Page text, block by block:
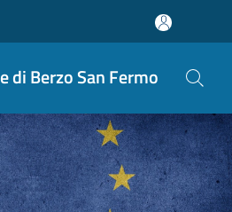
di Berzo San Fermo